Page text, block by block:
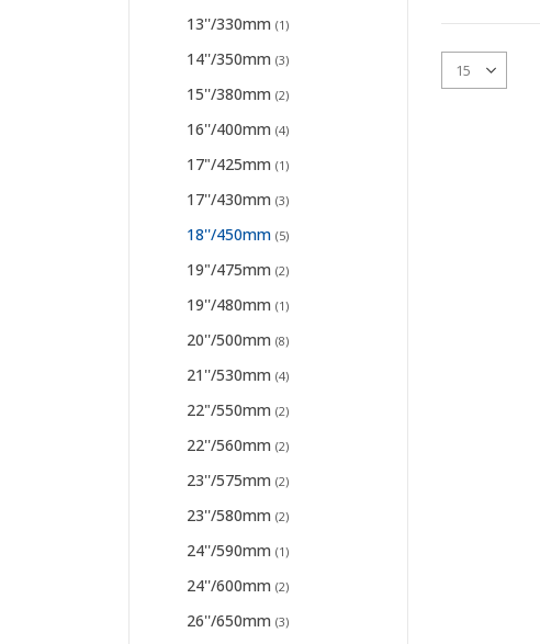
13''/330mm (1)
14''/350mm (3)
15''/380mm (2)
16''/400mm (4)
17"/425mm (1)
17''/430mm (3)
18''/450mm (5)
19"/475mm (2)
19''/480mm (1)
20''/500mm (8)
21''/530mm (4)
22"/550mm (2)
22''/560mm (2)
23''/575mm (2)
23''/580mm (2)
24''/590mm (1)
24''/600mm (2)
26''/650mm (3)